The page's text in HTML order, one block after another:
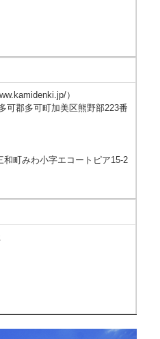
）
可郡多可町加美区熊野部223番
町みわ小字エコートピア15-2